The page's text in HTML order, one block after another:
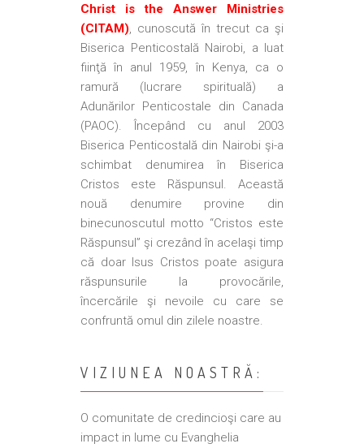
Christ is the Answer Ministries
(CITAM), cunoscută în trecut ca şi
Biserica Penticostală Nairobi, a luat
fiinţă în anul 1959, în Kenya, ca o
ramură (lucrare spirituală) a
Adunărilor Penticostale din Canada
(PAOC). Începând cu anul 2003
Biserica Penticostală din Nairobi şi-a
schimbat denumirea în Biserica
Cristos este Răspunsul. Această
nouă denumire provine din
binecunoscutul motto “Cristos este
Răspunsul” şi crezând în acelaşi timp
că doar Isus Cristos poate asigura
răspunsurile la provocările,
încercările şi nevoile cu care se
confruntă omul din zilele noastre.
VIZIUNEA NOASTRĂ:
O comunitate de credincioşi care au
impact in lume cu Evanghelia